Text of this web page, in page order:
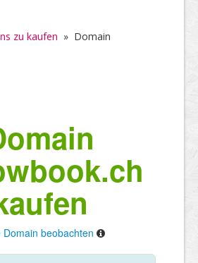
zu kaufen » Domain
Domain beobachten